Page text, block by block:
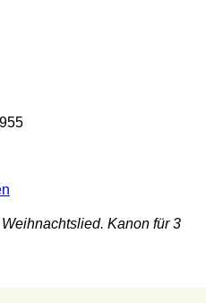
Kanon für 3